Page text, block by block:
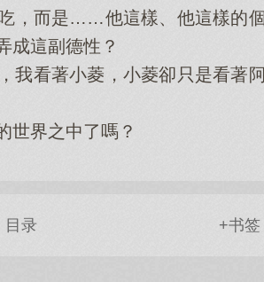
而是……他這樣、他這樣的個
成這副德性？
看著小菱，小菱卻只是看著
界之中了嗎？
目录 +书签